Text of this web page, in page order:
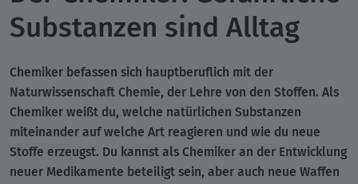
Substanzen sind Alltag
Chemiker befassen sich hauptberuflich mit der
Naturwissenschaft Chemie, der Lehre von den Stoffen. Als
Chemiker weißt du, welche natürlichen Substanzen
miteinander auf welche Art reagieren und wie du neue
Stoffe erzeugst. Du kannst als Chemiker an der Entwicklung
neuer Medikamente beteiligt sein, aber auch neue Waffen